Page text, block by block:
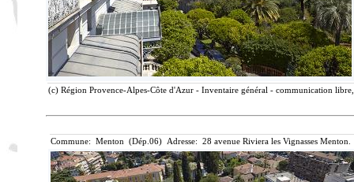
(c) Région Provence-Alpes-Côte d'Azur - Inventaire général - communication
Commune: Menton (Dép.06) Adresse: 28 avenue Riviera les Vignasses